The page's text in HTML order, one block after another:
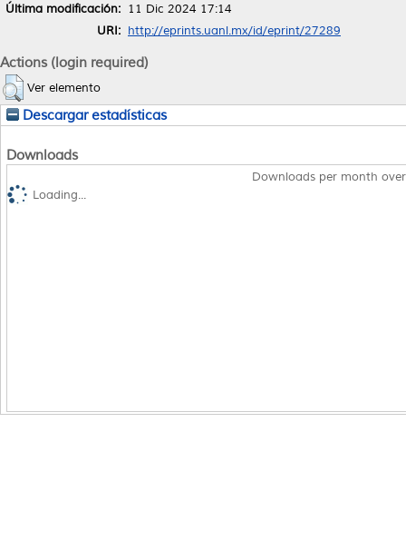
Última modificación: 11 Dic 2024 17:14
URI: http://eprints.uanl.mx/id/eprint/27289
Actions (login required)
Ver elemento
Descargar estadísticas
Downloads
Downloads per month
Loading...